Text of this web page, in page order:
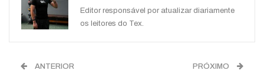
Editor responsável por atualizar diariamente
os leitores do Tex.
ANTERIOR PRÓXIMO